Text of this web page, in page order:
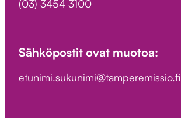
(03) 3454 3100
Sähköpostit ovat muotoa:
etunimi.sukunimi@tamperemissio.fi